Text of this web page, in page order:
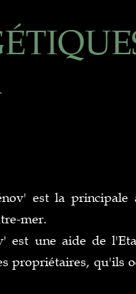
est la
mer.
est une aide de
propriétaires, qu'ils